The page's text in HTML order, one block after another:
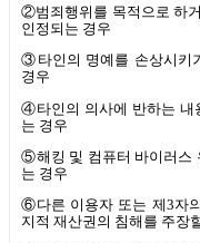
②범죄행위를 목적으로 하
인정되는 경우
③타인의 명예를 손상시키
경우
④타인의 의사에 반하는 내
는 경우
⑤해킹 및 컴퓨터 바이러스
는 경우
⑥다른 이용자 또는 제3자
지적 재산권의 침해를 주장